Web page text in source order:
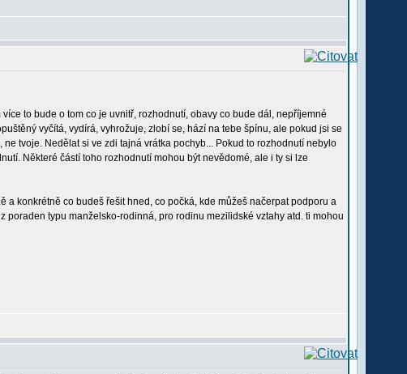
to bude o tom co je uvnitř, rozhodnutí, obavy co bude dál, nepříjemné
vyčítá, vydírá, vyhrožuje, zlobí se, hází na tebe špínu, ale pokud jsi se
tvoje. Nedělat si ve zdi tajná vrátka pochyb... Pokud to rozhodnutí nebylo
Některé částí toho rozhodnutí mohou být nevědomé, ale i ty si lze
konkrétně co budeš řešit hned, co počká, kde můžeš načerpat podporu a
typu manželsko-rodinná, pro rodinu mezilidské vztahy atd. ti mohou